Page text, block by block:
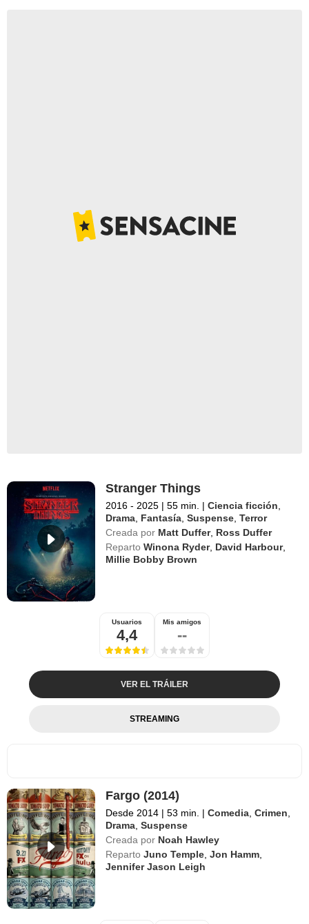
Stranger Things
2016 - 2025 | 55 min. | Ciencia ficción
Drama Fantasía ,Suspense ,Terror
Creada por Matt Duffer, Ross Duffer
Reparto Winona Ryder, David Harbour,
Millie Bobby Brown
Usuarios
4,4
Mis amigos
--
VER EL TRÁILER
STREAMING
Fargo (2014)
Desde 2014 | 53 min. | Comedia ,Crimen
Drama ,Suspense
Creada por Noah Hawley
Reparto Juno Temple ,Jon Hamm
Jennifer Jason Leigh